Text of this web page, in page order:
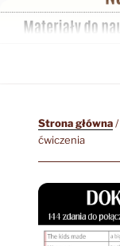
Przejdź
Strona główna/
ćwiczenia